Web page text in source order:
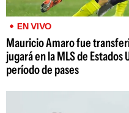
EN VIVO
Mauricio Amaro fue
jugará en la MLS de Estados
período de pases